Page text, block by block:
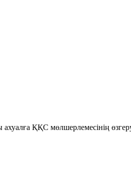
ҚҚС мөлшерлемесінің